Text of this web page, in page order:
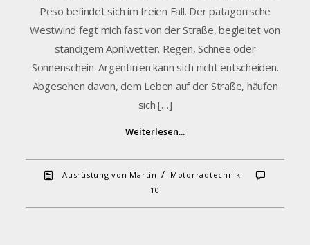
Peso befindet sich im freien Fall. Der patagonische
Westwind fegt mich fast von der Straße, begleitet von
ständigem Aprilwetter. Regen, Schnee oder
Sonnenschein. Argentinien kann sich nicht entscheiden.
Abgesehen davon, dem Leben auf der Straße, häufen
sich […]
Weiterlesen...
Ausrüstung von Martin / Motorradtechnik
10